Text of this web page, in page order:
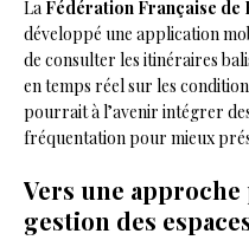
La Fédération Française de
développé une application
de consulter les itinéraires
en temps réel sur les
pourrait à l’avenir intégrer
fréquentation pour mieux
Vers une
gestion des